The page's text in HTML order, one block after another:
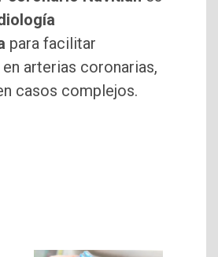
para facilitar
arterias coronarias,
casos complejos.